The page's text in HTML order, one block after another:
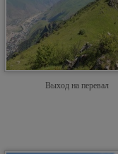
Выход на перевал